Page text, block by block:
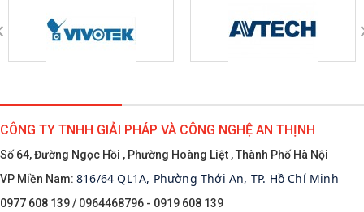
CÔNG TY TNHH GIẢI PHÁP VÀ CÔNG NGHỆ AN THỊNH
Số 64, Đường Ngọc Hồi , Phường Hoàng Liệt , Thành Phố Hà Nội
VP Miền Nam: 816/64 QL1A, Phường Thới An, TP. Hồ Chí Minh
0977 608 139 / 0964468796 - 0919 608 139